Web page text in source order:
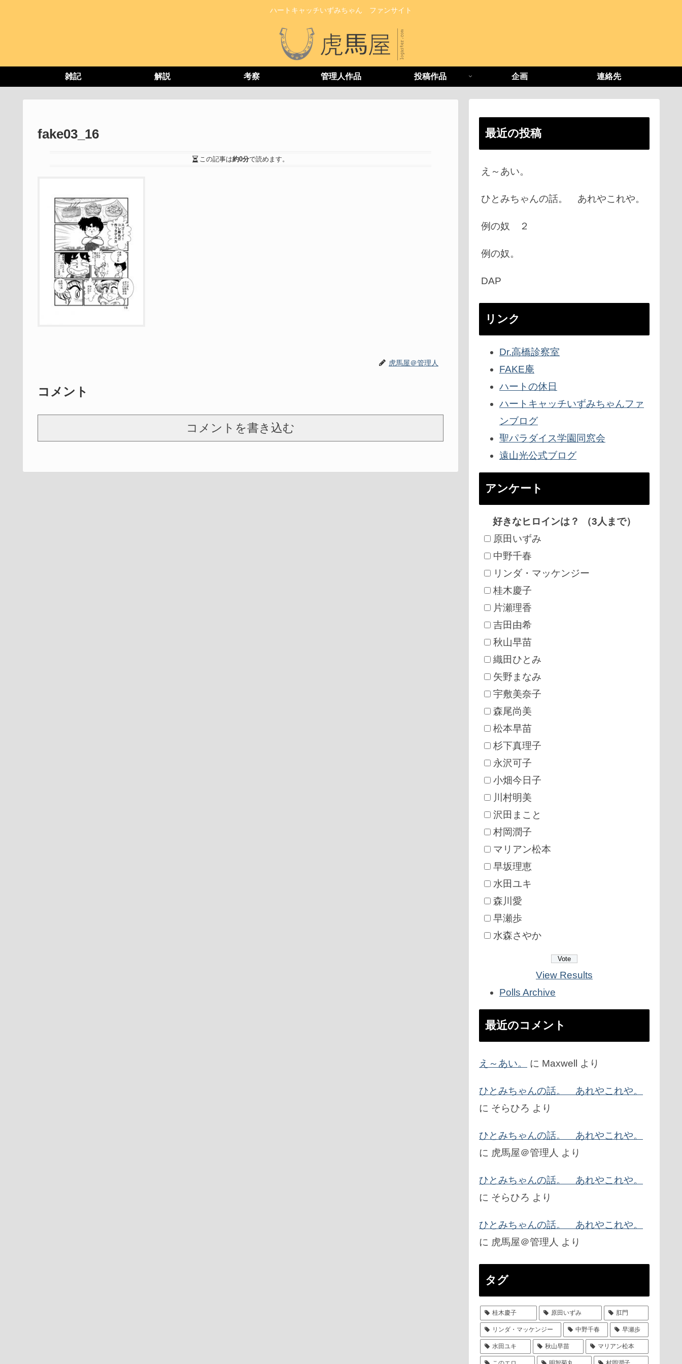
ハートキャッチいずみちゃん ファンサイト
雑記 解説 考察 管理人作品 投稿作品 企画 連絡先
fake03_16
この記事は約0分で読めます。
虎馬屋＠管理人
コメント
コメントを書き込む
最近の投稿
え～あい。
ひとみちゃんの話。 あれやこれや。
例の奴 ２
例の奴。
DAP
リンク
Dr.高橋診察室
FAKE庵
ハートの休日
ハートキャッチいずみちゃんファ
ンブログ
聖パラダイス学園同窓会
遠山光公式ブログ
アンケート
好きなヒロインは？ （3人まで）
原田いずみ
中野千春
リンダ・マッケンジー
桂木慶子
片瀬理香
吉田由希
秋山早苗
織田ひとみ
矢野まなみ
宇敷美奈子
森尾尚美
松本早苗
杉下真理子
永沢可子
小畑今日子
川村明美
沢田まこと
村岡潤子
マリアン松本
早坂理恵
水田ユキ
森川愛
早瀬歩
水森さやか
View Results
Polls Archive
最近のコメント
え～あい。 に Maxwell より
ひとみちゃんの話。 あれやこれや。
に そらひろ より
ひとみちゃんの話。 あれやこれや。
に 虎馬屋＠管理人 より
ひとみちゃんの話。 あれやこれや。
に そらひろ より
ひとみちゃんの話。 あれやこれや。
に 虎馬屋＠管理人 より
タグ
桂木慶子 原田いずみ 肛門
リンダ・マッケンジー 中野千春 早瀬歩
水田ユキ 秋山早苗 マリアン松本